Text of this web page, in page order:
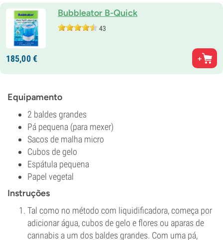
Bubbleator B-Quick
43
185,00€
Equipamento
2 baldes grandes
Pá pequena (para mexer)
Sacos de malha micro
Cubos de gelo
Espátula pequena
Papel vegetal
Instruções
Tal como no método com liquidificadora, começa por
adicionar água, cubos de gelo e flores ou aparas de
cannabis a um dos baldes grandes. Com uma pá,